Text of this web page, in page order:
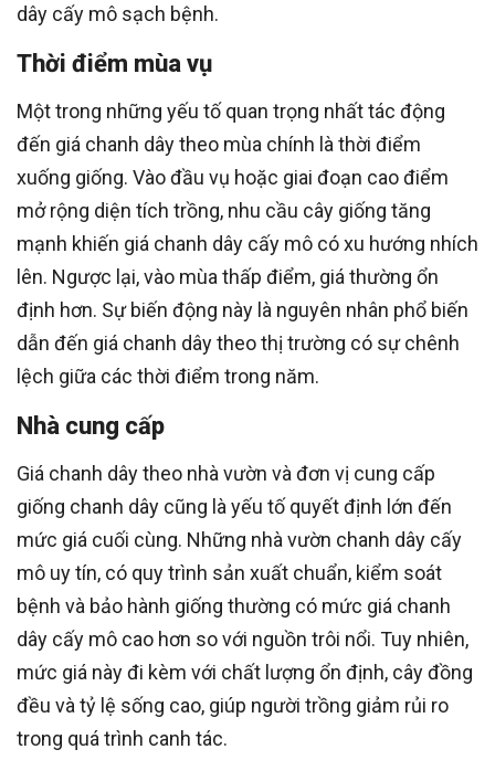
dây cấy mô sạch bệnh.
Thời điểm mùa vụ
Một trong những yếu tố quan trọng nhất tác động
đến giá chanh dây theo mùa chính là thời điểm
xuống giống. Vào đầu vụ hoặc giai đoạn cao điểm
mở rộng diện tích trồng, nhu cầu cây giống tăng
mạnh khiến giá chanh dây cấy mô có xu hướng nhích
lên. Ngược lại, vào mùa thấp điểm, giá thường ổn
định hơn. Sự biến động này là nguyên nhân phổ biến
dẫn đến giá chanh dây theo thị trường có sự chênh
lệch giữa các thời điểm trong năm.
Nhà cung cấp
Giá chanh dây theo nhà vườn và đơn vị cung cấp
giống chanh dây cũng là yếu tố quyết định lớn đến
mức giá cuối cùng. Những nhà vườn chanh dây cấy
mô uy tín, có quy trình sản xuất chuẩn, kiểm soát
bệnh và bảo hành giống thường có mức giá chanh
dây cấy mô cao hơn so với nguồn trôi nổi. Tuy nhiên,
mức giá này đi kèm với chất lượng ổn định, cây đồng
đều và tỷ lệ sống cao, giúp người trồng giảm rủi ro
trong quá trình canh tác.